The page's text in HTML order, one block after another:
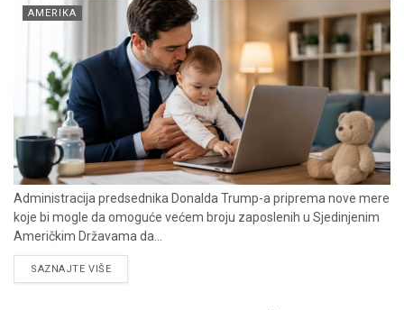
AMERIKA
Administracija predsednika Donalda Trump-a priprema nove mere
koje bi mogle da omoguće većem broju zaposlenih u Sjedinjenim
Američkim Državama da...
SAZNAJTE VIŠEDETAILS